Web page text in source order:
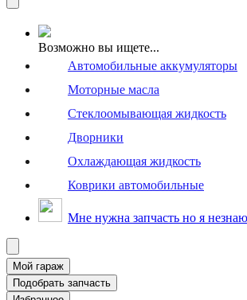
Возможно вы ищете...
Автомобильные аккумуляторы
Моторные масла
Стеклоомывающая жидкость
Дворники
Охлаждающая жидкость
Коврики автомобильные
Мне нужна запчасть но я